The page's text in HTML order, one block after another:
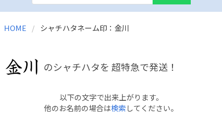
HOME シャチハタネーム印：金川
のシャチハタを 超特急で発送！
以下の文字で出来上がります。
他のお名前の場合は検索してください。